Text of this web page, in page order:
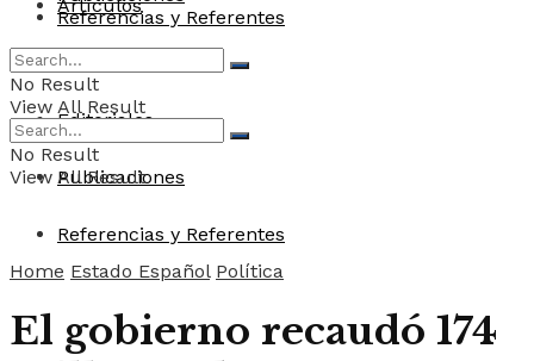
Artículos
Convocatorias
Editoriales
Publicaciones
Referencias y Referentes
Referencias y Referentes
No Result
View All Result
No Result
View All Result
Home Estado Español Política
El gobierno recaudó 174